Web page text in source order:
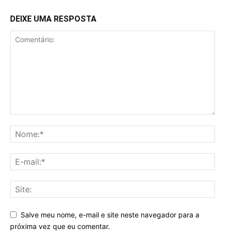
DEIXE UMA RESPOSTA
Salve meu nome, e-mail e site neste navegador para a
próxima vez que eu comentar.